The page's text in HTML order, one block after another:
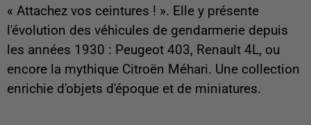
« Attachez vos ceintures ! ». Elle y présente
l'évolution des véhicules de gendarmerie depuis
les années 1930 : Peugeot 403, Renault 4L, ou
encore la mythique Citroën Méhari. Une collection
enrichie d'objets d'époque et de miniatures.